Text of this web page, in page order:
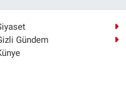
Gündem